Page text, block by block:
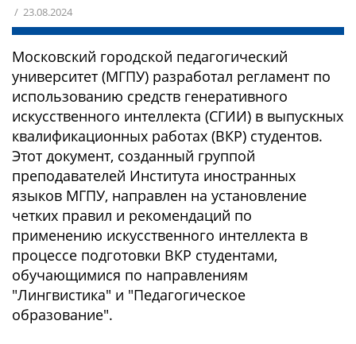
/ 23.08.2024
Московский городской педагогический
университет (МГПУ) разработал регламент по
использованию средств генеративного
искусственного интеллекта (СГИИ) в выпускных
квалификационных работах (ВКР) студентов.
Этот документ, созданный группой
преподавателей Института иностранных
языков МГПУ, направлен на установление
четких правил и рекомендаций по
применению искусственного интеллекта в
процессе подготовки ВКР студентами,
обучающимися по направлениям
"Лингвистика" и "Педагогическое
образование".